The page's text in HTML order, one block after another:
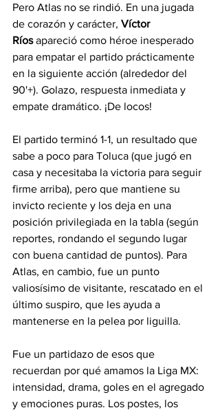
Pero Atlas no se rindió. En una jugada
de corazón y carácter, Víctor
Ríos apareció como héroe inesperado
para empatar el partido prácticamente
en la siguiente acción (alrededor del
90'+). Golazo, respuesta inmediata y
empate dramático. ¡De locos!
El partido terminó 1-1, un resultado que
sabe a poco para Toluca (que jugó en
casa y necesitaba la victoria para seguir
firme arriba), pero que mantiene su
invicto reciente y los deja en una
posición privilegiada en la tabla (según
reportes, rondando el segundo lugar
con buena cantidad de puntos). Para
Atlas, en cambio, fue un punto
valiosísimo de visitante, rescatado en el
último suspiro, que les ayuda a
mantenerse en la pelea por liguilla.
Fue un partidazo de esos que
recuerdan por qué amamos la Liga MX:
intensidad, drama, goles en el agregado
y emociones puras. Los postes, los